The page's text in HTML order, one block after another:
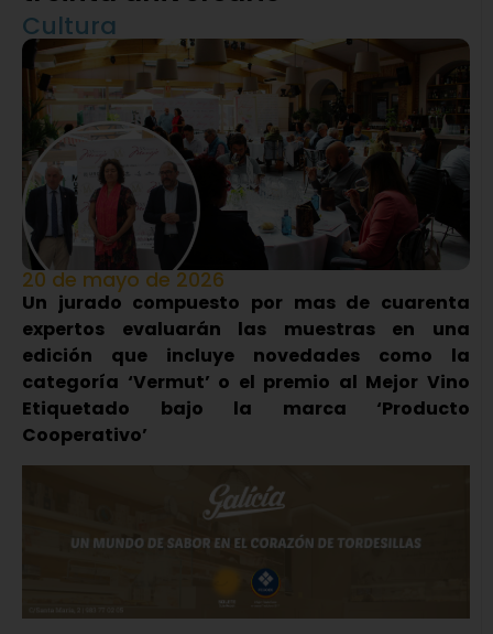
Cultura
20 de mayo de 2026
Un jurado compuesto por mas de cuarenta
expertos evaluarán las muestras en una
edición que incluye novedades como la
categoría ‘Vermut’ o el premio al Mejor Vino
Etiquetado bajo la marca ‘Producto
Cooperativo’